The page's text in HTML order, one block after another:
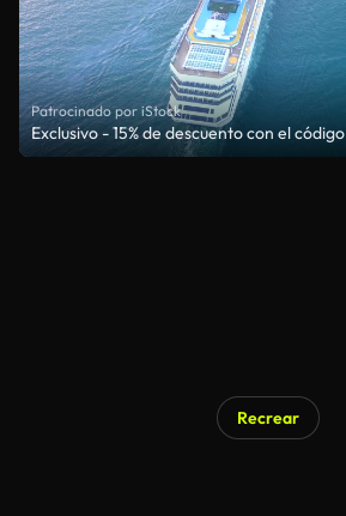
Patrocinado por iStock
Exclusivo - 15% de descuento con el código
Recrear